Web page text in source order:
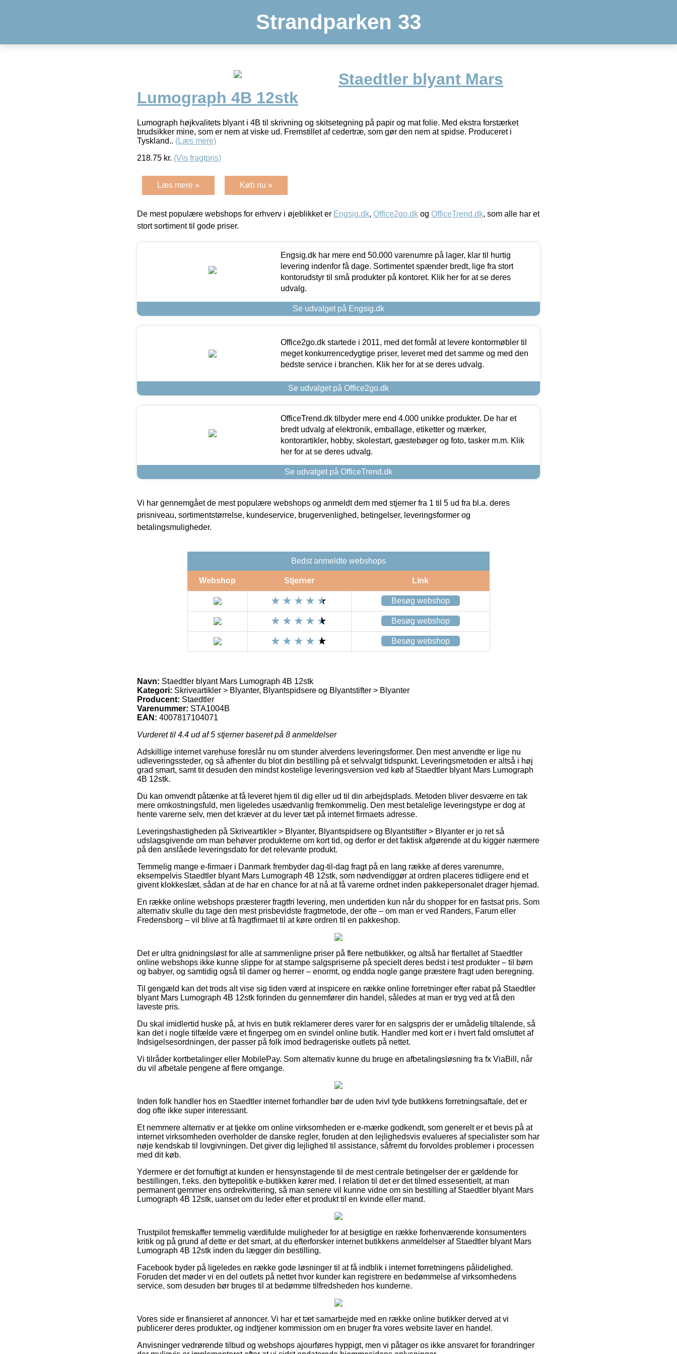
Strandparken 33
Staedtler blyant Mars
Lumograph 4B 12stk
Lumograph højkvalitets blyant i 4B til skrivning og skitsetegning på papir og mat folie. Med ekstra forstærket
brudsikker mine, som er nem at viske ud. Fremstillet af cedertræ, som gør den nem at spidse. Produceret i
Tyskland.. (Læs mere)
218.75 kr. (Vis fragtpris)
Læs mere » Køb nu »
De mest populære webshops for erhverv i øjeblikket er Engsig.dk, Office2go.dk og OfficeTrend.dk, som alle har et
stort sortiment til gode priser.
Engsig.dk har mere end 50.000 varenumre på lager, klar til hurtig
levering indenfor få dage. Sortimentet spænder bredt, lige fra stort
kontorudstyr til små produkter på kontoret. Klik her for at se deres
udvalg.
Se udvalget på Engsig.dk
Office2go.dk startede i 2011, med det formål at levere kontormøbler til
meget konkurrencedygtige priser, leveret med det samme og med den
bedste service i branchen. Klik her for at se deres udvalg.
Se udvalget på Office2go.dk
OfficeTrend.dk tilbyder mere end 4.000 unikke produkter. De har et
bredt udvalg af elektronik, emballage, etiketter og mærker,
kontorartikler, hobby, skolestart, gæstebøger og foto, tasker m.m. Klik
her for at se deres udvalg.
Se udvalget på OfficeTrend.dk
Vi har gennemgået de mest populære webshops og anmeldt dem med stjerner fra 1 til 5 ud fra bl.a. deres
prisniveau, sortimentstørrelse, kundeservice, brugervenlighed, betingelser, leveringsformer og
betalingsmuligheder.
Bedst anmeldte webshops
Webshop Stjerner Link
Besøg webshop
Besøg webshop
Besøg webshop
Navn: Staedtler blyant Mars Lumograph 4B 12stk
Kategori: Skriveartikler > Blyanter, Blyantspidsere og Blyantstifter > Blyanter
Producent: Staedtler
Varenummer: STA1004B
EAN: 4007817104071
Vurderet til 4.4 ud af 5 stjerner baseret på 8 anmeldelser
Adskillige internet varehuse foreslår nu om stunder alverdens leveringsformer. Den mest anvendte er lige nu
udleveringssteder, og så afhenter du blot din bestilling på et selvvalgt tidspunkt. Leveringsmetoden er altså i høj
grad smart, samt tit desuden den mindst kostelige leveringsversion ved køb af Staedtler blyant Mars Lumograph
4B 12stk.
Du kan omvendt påtænke at få leveret hjem til dig eller ud til din arbejdsplads. Metoden bliver desværre en tak
mere omkostningsfuld, men ligeledes usædvanlig fremkommelig. Den mest betalelige leveringstype er dog at
hente varerne selv, men det kræver at du lever tæt på internet firmaets adresse.
Leveringshastigheden på Skriveartikler > Blyanter, Blyantspidsere og Blyantstifter > Blyanter er jo ret så
udslagsgivende om man behøver produkterne om kort tid, og derfor er det faktisk afgørende at du kigger nærmere
på den anslåede leveringsdato for det relevante produkt.
Temmelig mange e-firmaer i Danmark frembyder dag-til-dag fragt på en lang række af deres varenumre,
eksempelvis Staedtler blyant Mars Lumograph 4B 12stk, som nødvendiggør at ordren placeres tidligere end et
givent klokkeslæt, sådan at de har en chance for at nå at få varerne ordnet inden pakkepersonalet drager hjemad.
En række online webshops præsterer fragtfri levering, men undertiden kun når du shopper for en fastsat pris. Som
alternativ skulle du tage den mest prisbevidste fragtmetode, der ofte – om man er ved Randers, Farum eller
Fredensborg – vil blive at få fragtfirmaet til at køre ordren til en pakkeshop.
Det er ultra gnidningsløst for alle at sammenligne priser på flere netbutikker, og altså har flertallet af Staedtler
online webshops ikke kunne slippe for at stampe salgspriserne på specielt deres bedst i test produkter – til børn
og babyer, og samtidig også til damer og herrer – enormt, og endda nogle gange præstere fragt uden beregning.
Til gengæld kan det trods alt vise sig tiden værd at inspicere en række online forretninger efter rabat på Staedtler
blyant Mars Lumograph 4B 12stk forinden du gennemfører din handel, således at man er tryg ved at få den
laveste pris.
Du skal imidlertid huske på, at hvis en butik reklamerer deres varer for en salgspris der er umådelig tiltalende, så
kan det i nogle tilfælde være et fingerpeg om en svindel online butik. Handler med kort er i hvert fald omsluttet af
Indsigelsesordningen, der passer på folk imod bedrageriske outlets på nettet.
Vi tilråder kortbetalinger eller MobilePay. Som alternativ kunne du bruge en afbetalingsløsning fra fx ViaBill, når
du vil afbetale pengene af flere omgange.
Inden folk handler hos en Staedtler internet forhandler bør de uden tvivl tyde butikkens forretningsaftale, det er
dog ofte ikke super interessant.
Et nemmere alternativ er at tjekke om online virksomheden er e-mærke godkendt, som generelt er et bevis på at
internet virksomheden overholder de danske regler, foruden at den lejlighedsvis evalueres af specialister som har
nøje kendskab til lovgivningen. Det giver dig lejlighed til assistance, såfremt du forvoldes problemer i processen
med dit køb.
Ydermere er det fornuftigt at kunden er hensynstagende til de mest centrale betingelser der er gældende for
bestillingen, f.eks. den byttepolitik e-butikken kører med. I relation til det er det tilmed essesentielt, at man
permanent gemmer ens ordrekvittering, så man senere vil kunne vidne om sin bestilling af Staedtler blyant Mars
Lumograph 4B 12stk, uanset om du leder efter et produkt til en kvinde eller mand.
Trustpilot fremskaffer temmelig værdifulde muligheder for at besigtige en række forhenværende konsumenters
kritik og på grund af dette er det smart, at du efterforsker internet butikkens anmeldelser af Staedtler blyant Mars
Lumograph 4B 12stk inden du lægger din bestilling.
Facebook byder på ligeledes en række gode løsninger til at få indblik i internet forretningens pålidelighed.
Foruden det møder vi en del outlets på nettet hvor kunder kan registrere en bedømmelse af virksomhedens
service, som desuden bør bruges til at bedømme tilfredsheden hos kunderne.
Vores side er finansieret af annoncer. Vi har et tæt samarbejde med en række online butikker derved at vi
publicerer deres produkter, og indtjener kommission om en bruger fra vores website laver en handel.
Anvisninger vedrørende tilbud og webshops ajourføres hyppigt, men vi påtager os ikke ansvaret for forandringer